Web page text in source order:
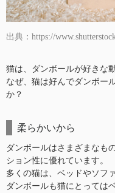
出典：https://
猫は、ダンボールが好きな
なぜ、猫は好んでダンボー
か？
柔らかいから
ダンボールはさまざまなも
ション性に優れています。
多くの猫は、ベッドやソフ
ダンボールも猫にとっては